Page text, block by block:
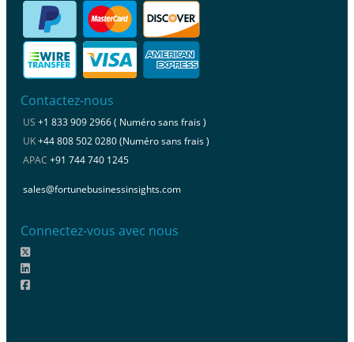
Contactez-nous
US +1 833 909 2966 ( Numéro sans frais )
UK+44 808 502 0280 (Numéro sans frais )
APAC +91 744 740 1245
sales@fortunebusinessinsights.com
Connectez-vous avec nous